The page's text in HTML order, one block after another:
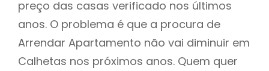
preço das casas verificado nos últimos
anos. O problema é que a procura de
Arrendar Apartamento não vai diminuir em
Calhetas nos próximos anos. Quem quer